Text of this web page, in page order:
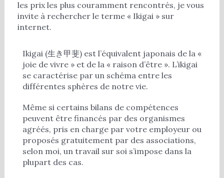
les prix les plus couramment rencontrés, je vous
invite à rechercher le terme « Ikigai » sur
internet.
Ikigai (生き甲斐) est l’équivalent japonais de la «
joie de vivre » et de la « raison d’être ». L’ikigai
se caractérise par un schéma entre les
différentes sphères de notre vie.
Même si certains bilans de compétences
peuvent être financés par des organismes
agréés, pris en charge par votre employeur ou
proposés gratuitement par des associations,
selon moi, un travail sur soi s’impose dans la
plupart des cas.